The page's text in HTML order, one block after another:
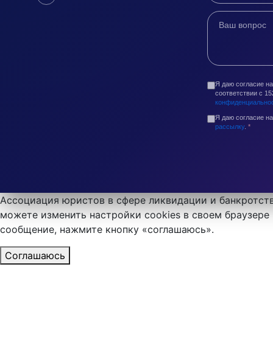
Я даю согласие
соответствии с
Я даю согласие
рассылку. *
Ассоциация юристов в сфере ликвидации и
можете изменить настройки cookies в своем
сообщение, нажмите кнопку «соглашаюсь».
Соглашаюсь